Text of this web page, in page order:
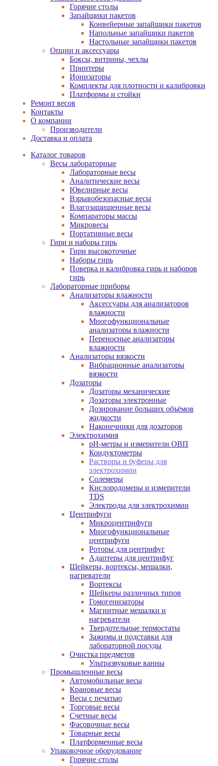
Горячие столы
Запайщики пакетов
Конвейерные запайщики пакетов
Напольные запайщики пакетов
Настольные запайщики пакетов
Опции и аксессуары
Боксы, витрины, чехлы
Принтеры
Ионизаторы
Комплекты для плотности и калибровки
Платформы и стойки
Ремонт весов
Контакты
О компании
Производители
Доставка и оплата
Каталог товаров
Весы лабораторные
Лабораторные весы
Аналитические весы
Ювелирные весы
Взрывобезопасные весы
Влагозащищенные весы
Компараторы массы
Микровесы
Портативные весы
Гири и наборы гирь
Гири высокоточные
Наборы гирь
Поверка и калибровка гирь и наборов
гирь
Лабораторные приборы
Анализаторы влажности
Аксессуары для анализаторов
влажности
Многофункциональные
анализаторы влажности
Переносные анализаторы
влажности
Анализаторы вязкости
Вибрационные анализаторы
вязкости
Дозаторы
Дозаторы механические
Дозаторы электронные
Дозирование больших объёмов
жидкости
Наконечники для дозаторов
Электрохимия
pH-метры и измерители ОВП
Кондуктометры
Растворы и буферы для
электрохимии
Солемеры
Кислородомеры и измерители
TDS
Электроды для электрохимии
Центрифуги
Микроцентрифуги
Многофункциональные
центрифуги
Роторы для центрифуг
Адаптеры для центрифуг
Шейкеры, вортексы, мешалки,
нагреватели
Вортексы
Шейкеры различных типов
Гомогенизаторы
Магнитные мешалки и
нагреватели
Твердотельные термостаты
Зажимы и подставки для
лабораторной посуды
Очистка предметов
Ультразвуковые ванны
Промышленные весы
Автомобильные весы
Крановые весы
Весы с печатью
Торговые весы
Счетные весы
Фасовочные весы
Товарные весы
Платформенные весы
Упаковочное оборудование
Горячие столы